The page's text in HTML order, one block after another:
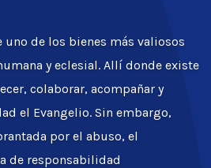
uno de los bienes más valiosos
y eclesial. Allí donde existe
colaborar, acompañar y
el Evangelio. Sin embargo,
por el abuso, el
de responsabilidad